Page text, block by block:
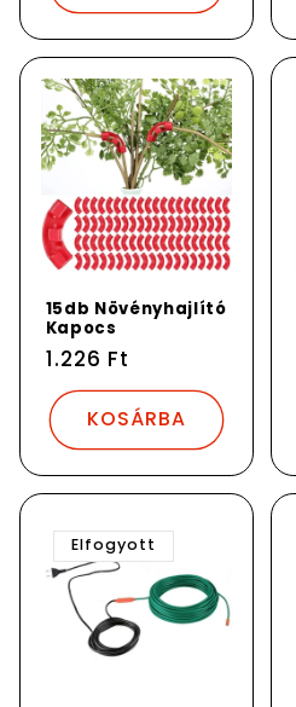
15db Növényhajlító
Kapocs
Normál
ár
1.226 Ft
KOSÁRBA
Elfogyott